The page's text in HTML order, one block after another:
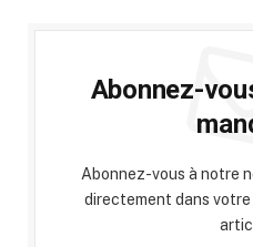
Abonnez-
Abonnez-vous à notre
directement dans